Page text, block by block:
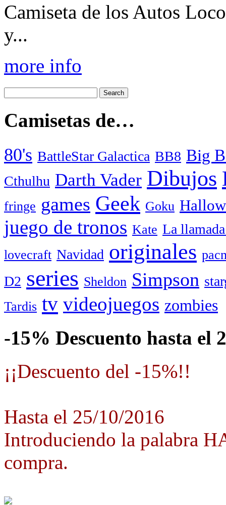
Camiseta de los Autos
y...
more info
Camisetas de…
80's BattleStar Galactica BB8 Big
Cthulhu Darth Vader Dibujos
fringe games Geek Goku
juego de tronos Kate La
lovecraft Navidad originales
D2 series Sheldon Simpson
Tardis tv videojuegos zombies
-15% Descuento hasta el
¡¡Descuento del -15%!!
Hasta el 25/10/2016
Introduciendo la palabra
compra.